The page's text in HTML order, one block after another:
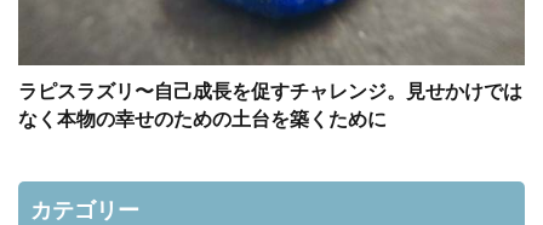
ラピスラズリ〜自己成長を促すチャレンジ。見せかけでは
なく本物の幸せのための土台を築くために
カテゴリー